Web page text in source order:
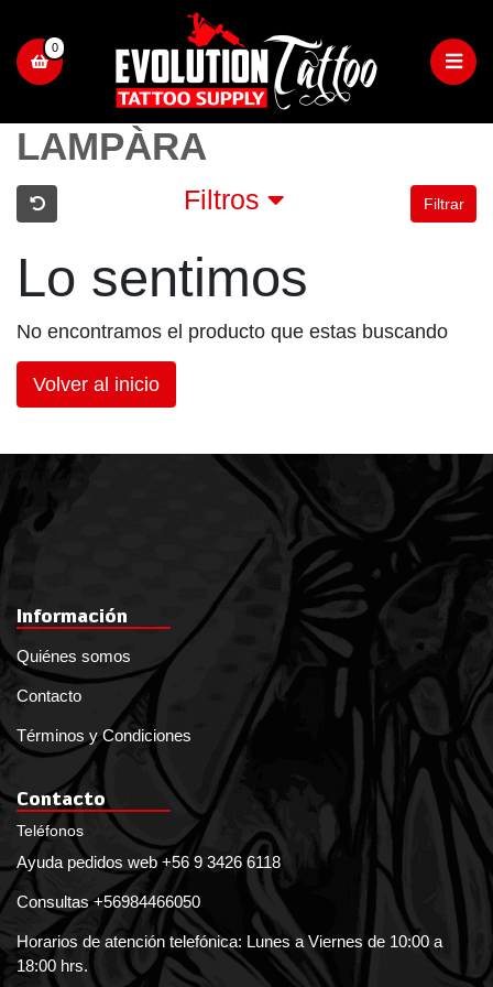
0
LAMPÀRA
Filtros Filtrar
Lo sentimos
No encontramos el producto que estas buscando
Volver al inicio
Información
Quiénes somos
Contacto
Términos y Condiciones
Contacto
Teléfonos
Ayuda pedidos web +56 9 3426 6118
Consultas +56984466050
Horarios de atención telefónica: Lunes a Viernes de 10:00 a
18:00 hrs.